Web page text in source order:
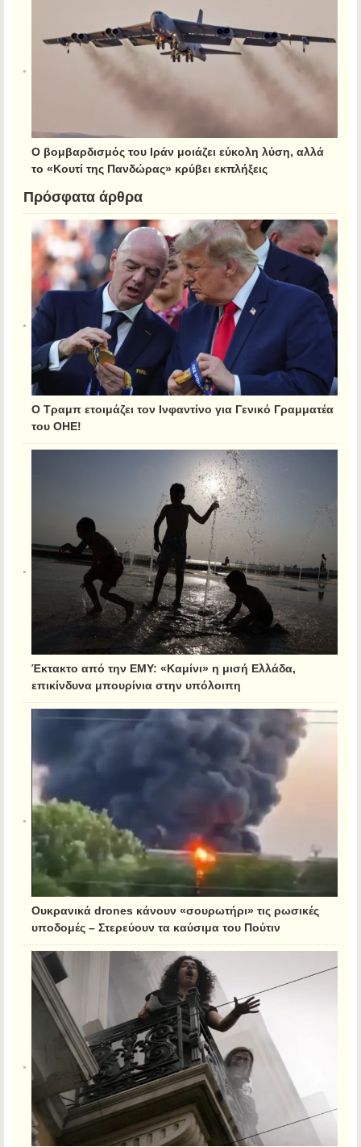
Ο βομβαρδισμός του Ιράν μοιάζει εύκολη λύση, αλλά
το «Κουτί της Πανδώρας» κρύβει εκπλήξεις
Πρόσφατα άρθρα
Ο Τραμπ ετοιμάζει τον Ινφαντίνο για Γενικό Γραμματέα
του ΟΗΕ!
Έκτακτο από την ΕΜΥ: «Καμίνι» η μισή Ελλάδα,
επικίνδυνα μπουρίνια στην υπόλοιπη
Ουκρανικά drones κάνουν «σουρωτήρι» τις ρωσικές
υποδομές – Στερεύουν τα καύσιμα του Πούτιν